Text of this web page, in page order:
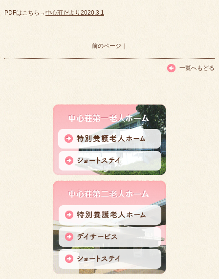
PDFはこちら→中心荘だより2020.3.1
前のページ ｜
一覧へもどる